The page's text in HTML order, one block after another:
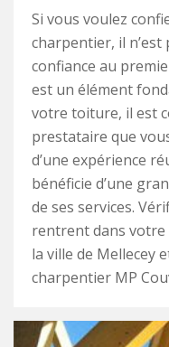
Si vous voulez
charpentier, il n’est
confiance au
est un élément
votre toiture, il est
prestataire que
d’une expérience
bénéficie d’une
de ses services.
rentrent dans votre
la ville de Mellecey
charpentier MP